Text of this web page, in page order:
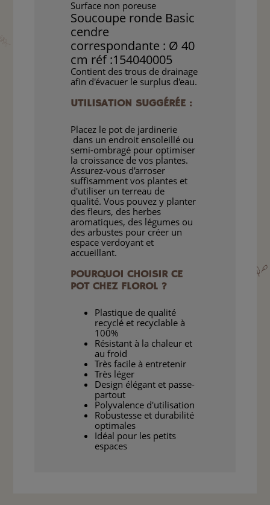
Surface non poreuse
Soucoupe ronde Basic
cendre
correspondante : Ø 40
cm réf :154040005
Contient des trous de drainage
afin d'évacuer le surplus d'eau.
UTILISATION SUGGÉRÉE :
Placez le pot de jardinerie
dans un endroit ensoleillé ou
semi-ombragé pour optimiser
la croissance de vos plantes.
Assurez-vous d'arroser
suffisamment vos plantes et
d'utiliser un terreau de
qualité. Vous pouvez y planter
des fleurs, des herbes
aromatiques, des légumes ou
des arbustes pour créer un
espace verdoyant et
accueillant.
POURQUOI CHOISIR CE
POT CHEZ FLOROL ?
Plastique de qualité
recyclé et recyclable à
100%
Résistant à la chaleur et
au froid
Très facile à entretenir
Très léger
Design élégant et passe-
partout
Polyvalence d'utilisation
Robustesse et durabilité
optimales
Idéal pour les petits
espaces